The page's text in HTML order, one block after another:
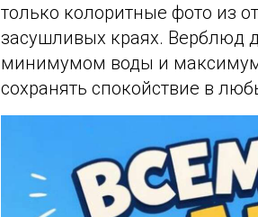
только колоритные фото из
засушливых краях. Верблюд
минимумом воды и
сохранять спокойствие в